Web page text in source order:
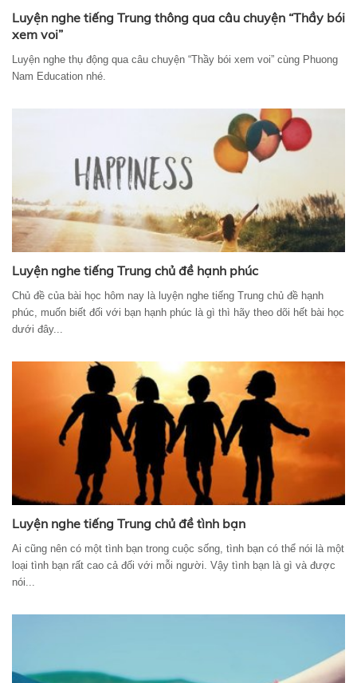
Luyện nghe tiếng Trung thông qua câu chuyện “Thầy bói
xem voi”
Luyện nghe thụ động qua câu chuyện “Thầy bói xem voi” cùng Phuong
Nam Education nhé.
Luyện nghe tiếng Trung chủ đề hạnh phúc
Chủ đề của bài học hôm nay là luyện nghe tiếng Trung chủ đề hạnh
phúc, muốn biết đối với bạn hạnh phúc là gì thì hãy theo dõi hết bài học
dưới đây...
Luyện nghe tiếng Trung chủ đề tình bạn
Ai cũng nên có một tình bạn trong cuộc sống, tình bạn có thể nói là một
loại tình bạn rất cao cả đối với mỗi người. Vậy tình bạn là gì và được
nói...